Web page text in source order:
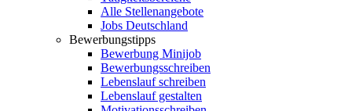
Alle Stellenangebote
Jobs Deutschland
Bewerbungstipps
Bewerbung Minijob
Bewerbungsschreiben
Lebenslauf schreiben
Lebenslauf gestalten